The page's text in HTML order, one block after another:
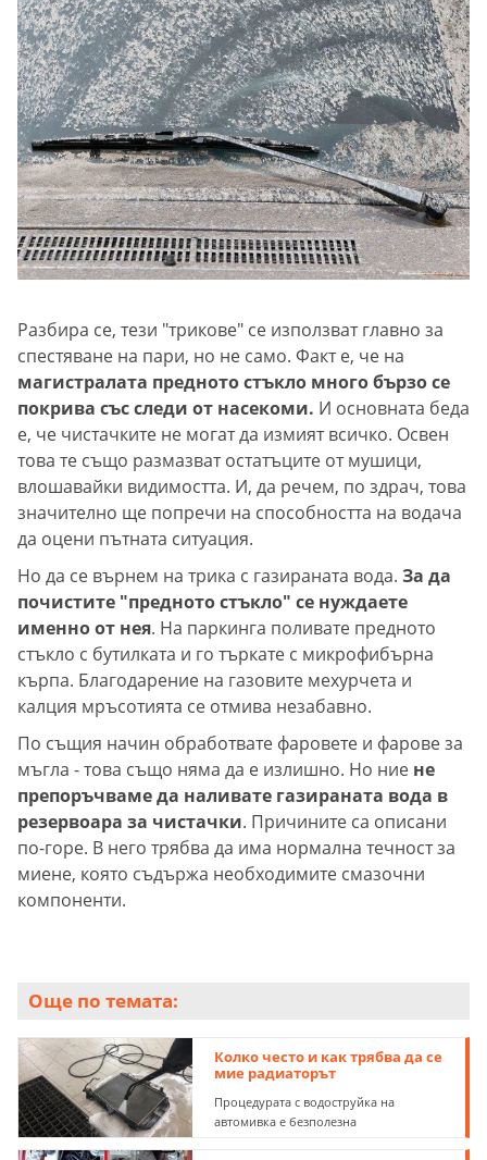
Разбира се, тези "трикове" се използват главно за
спестяване на пари, но не само. Факт е, че на
магистралата предното стъкло много бързо се
покрива със следи от насекоми. И основната беда
е, че чистачките не могат да измият всичко. Освен
това те също размазват остатъците от мушици,
влошавайки видимостта. И, да речем, по здрач, това
значително ще попречи на способността на водача
да оцени пътната ситуация.
Но да се върнем на трика с газираната вода. За да
почистите "предното стъкло" се нуждаете
именно от нея. На паркинга поливате предното
стъкло с бутилката и го търкате с микрофибърна
кърпа. Благодарение на газовите мехурчета и
калция мръсотията се отмива незабавно.
По същия начин обработвате фаровете и фарове за
мъгла - това също няма да е излишно. Но ние не
препоръчваме да наливате газираната вода в
резервоара за чистачки. Причините са описани
по-горе. В него трябва да има нормална течност за
миене, която съдържа необходимите смазочни
компоненти.
Още по темата:
Колко често и как трябва да се
мие радиаторът
Процедурата с водоструйка на
автомивка е безполезна